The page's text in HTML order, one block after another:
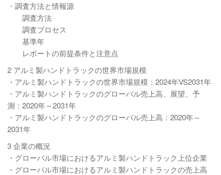
・調査方法と情報源
調査方法
調査プロセス
基準年
レポートの前提条件と注意点
2 アルミ製ハンドトラックの世界市場規模
・アルミ製ハンドトラックの世界市場規模：2024年VS2031年
・アルミ製ハンドトラックのグローバル売上高、展望、予
測：2020年～2031年
・アルミ製ハンドトラックのグローバル売上高：2020年～
2031年
3 企業の概況
・グローバル市場におけるアルミ製ハンドトラック上位企業
・グローバル市場におけるアルミ製ハンドトラックの売上高